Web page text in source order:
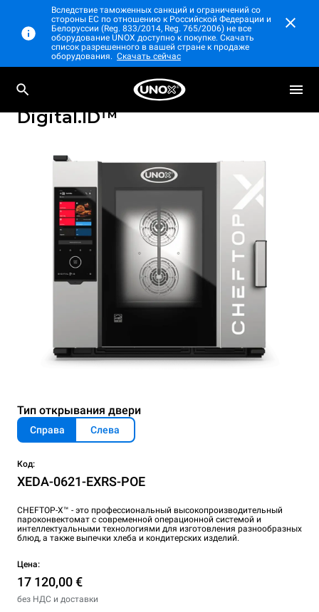
Вследствие таможенных санкций и ограничений со
стороны ЕС по отношению к Российской Федерации и
Белоруссии (Reg. 833/2014, Reg. 765/2006) не все
оборудование UNOX доступно к покупке. Скачать
список разрешенного в вашей стране к продаже
оборудования. Скачать сейчас
Профессиональный настольный
пароконвектомат
CHEFTOP-X™
Digital.ID™
Тип открывания двери
Справа Слева
Код:
XEDA-0621-EXRS-POE
CHEFTOP-X™ - это профессиональный высокопроизводительный
пароконвектомат с современной операционной системой и
интеллектуальными технологиями для изготовления разнообразных
блюд, а также выпечки хлеба и кондитерских изделий.
Цена:
17 120,00 €
без НДС и доставки